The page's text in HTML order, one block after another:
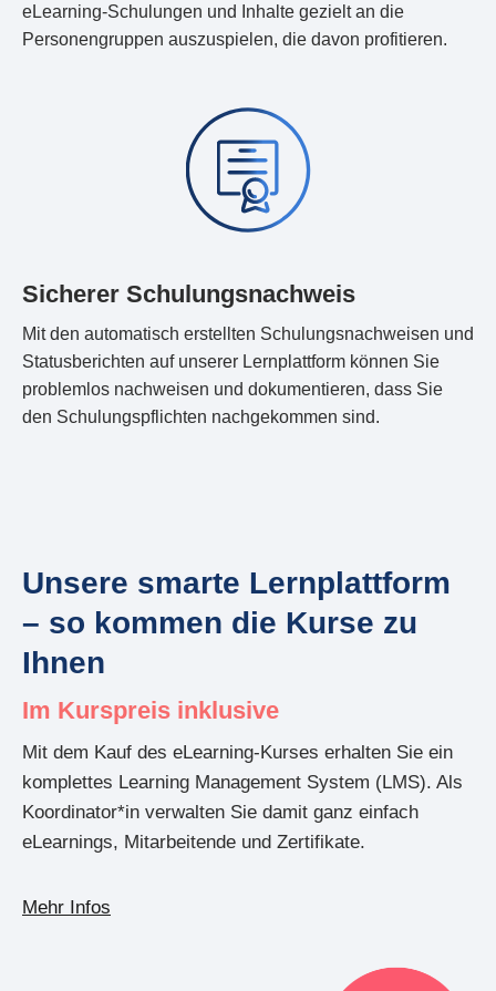
eLearning-Schulungen und Inhalte gezielt an die
Personengruppen auszuspielen, die davon profitieren.
Sicherer Schulungsnachweis
Mit den automatisch erstellten Schulungsnachweisen und
Statusberichten auf unserer Lernplattform können Sie
problemlos nachweisen und dokumentieren, dass Sie
den Schulungspflichten nachgekommen sind.
Unsere smarte Lernplattform
– so kommen die Kurse zu
Ihnen
Im Kurspreis inklusive
Mit dem Kauf des eLearning-Kurses erhalten Sie ein
komplettes Learning Management System (LMS). Als
Koordinator*in verwalten Sie damit ganz einfach
eLearnings, Mitarbeitende und Zertifikate.
Mehr Infos